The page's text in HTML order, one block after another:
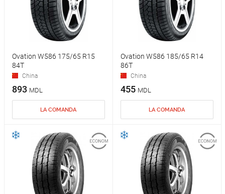
Ovation W586 175/65 R15
84T
China
893 MDL
LA COMANDA
Ovation W586 185/65 R14
86T
China
455 MDL
LA COMANDA